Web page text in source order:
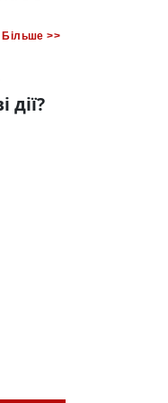
Більше >>